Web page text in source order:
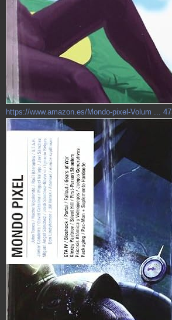
https://www.amazon.es/Mondo-pixel-Volum ...